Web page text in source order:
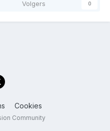
Volgers 0
Cookies
Community